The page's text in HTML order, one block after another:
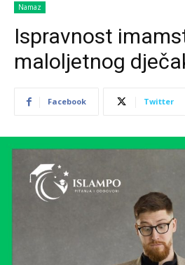
Namaz
Ispravnost
maloljetnog
Facebook Twitter